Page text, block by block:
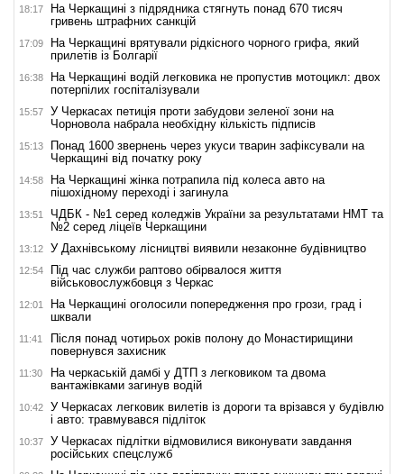
18:17
На Черкащині з підрядника стягнуть понад 670 тисяч
гривень штрафних санкцій
17:09
На Черкащині врятували рідкісного чорного грифа, який
прилетів із Болгарії
16:38
На Черкащині водій легковика не пропустив мотоцикл: двох
потерпілих госпіталізували
15:57
У Черкасах петиція проти забудови зеленої зони на
Чорновола набрала необхідну кількість підписів
15:13
Понад 1600 звернень через укуси тварин зафіксували на
Черкащині від початку року
14:58
На Черкащині жінка потрапила під колеса авто на
пішохідному переході і загинула
13:51
ЧДБК - №1 серед коледжів України за результатами НМТ та
№2 серед ліцеїв Черкащини
13:12 У Дахнівському лісництві виявили незаконне будівництво
12:54
Під час служби раптово обірвалося життя
військовослужбовця з Черкас
12:01
На Черкащині оголосили попередження про грози, град і
шквали
11:41
Після понад чотирьох років полону до Монастирищини
повернувся захисник
11:30
На черкаській дамбі у ДТП з легковиком та двома
вантажівками загинув водій
10:42
У Черкасах легковик вилетів із дороги та врізався у будівлю
і авто: травмувався підліток
10:37
У Черкасах підлітки відмовилися виконувати завдання
російських спецслужб